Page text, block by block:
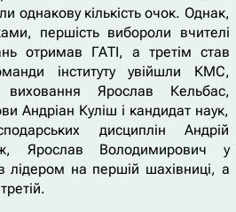
однакову кількість очок. Однак,
першість вибороли вчителі
отримав ГАТІ, а третім став
інституту увійшли КМС,
виховання Ярослав Кельбас,
Андріан Куліш і кандидат наук,
дисциплін Андрій
Ярослав Володимирович у
лідером на першій шахівниці, а